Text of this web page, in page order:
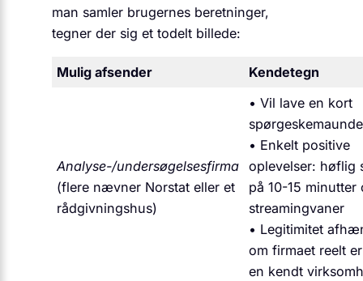
man samler brugernes beretninger,
tegner der sig et todelt billede:
Mulig afsender Kendetegn
Analyse-/undersøgelsesfirma
(flere nævner Norstat eller et
rådgivningshus)
• Vil lave en kort
• Enkelt positive
oplevelser: høflig
på 10-15 minutter
streamingvaner
• Legitimitet
om firmaet reelt
en kendt